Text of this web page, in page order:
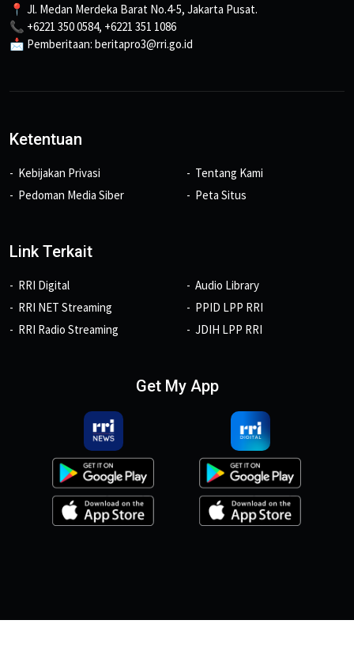
📍 Jl. Medan Merdeka Barat No.4-5, Jakarta Pusat.
📞 +6221 350 0584, +6221 351 1086
📩 Pemberitaan: beritapro3@rri.go.id
Ketentuan
Kebijakan Privasi
Pedoman Media Siber
Tentang Kami
Peta Situs
Link Terkait
RRI Digital
RRI NET Streaming
RRI Radio Streaming
Audio Library
PPID LPP RRI
JDIH LPP RRI
Get My App